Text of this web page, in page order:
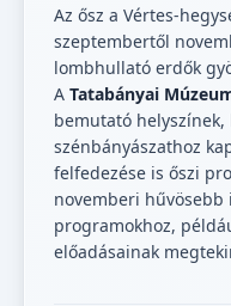
Az ősz a Vértes-
szeptembertől
lombhullató erdők
A Tatabányai
bemutató helyszínek,
szénbányászathoz
felfedezése is őszi
novemberi
programokhoz,
előadásainak